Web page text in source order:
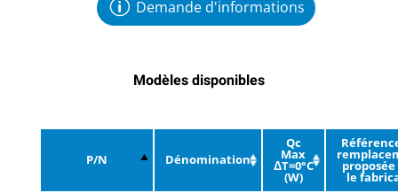
Demande d'informations
Modèles disponibles
P/N Dénomination
Qc
Max
ΔT=0°C
(W) le